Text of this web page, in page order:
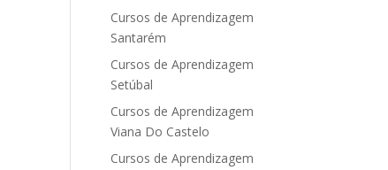
Cursos de Aprendizagem
Santarém
Cursos de Aprendizagem
Setúbal
Cursos de Aprendizagem
Viana Do Castelo
Cursos de Aprendizagem